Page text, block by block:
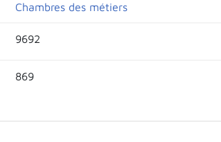
Chambres des métiers
9692
869